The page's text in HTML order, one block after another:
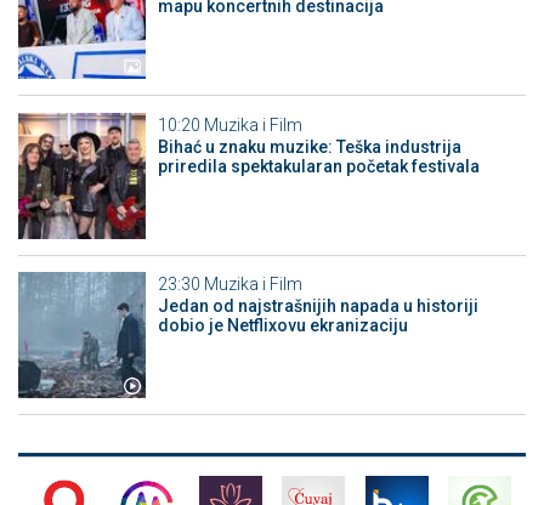
mapu koncertnih destinacija
10:20 Muzika i Film
Bihać u znaku muzike: Teška industrija
priredila spektakularan početak festivala
23:30 Muzika i Film
Jedan od najstrašnijih napada u historiji
dobio je Netflixovu ekranizaciju